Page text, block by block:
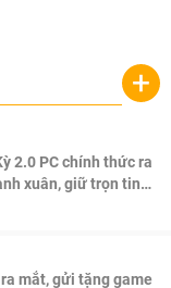
ty game Nhật Bản
+
2.0 PC chính thức ra
xuân, giữ trọn tinh
mắt, gửi tặng game